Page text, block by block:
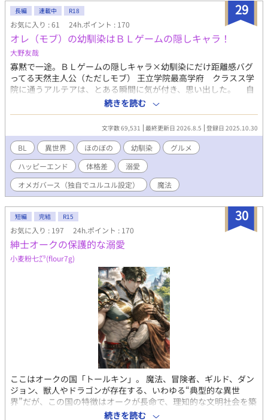
強い作品です。 〇受けの光太朗は、ずっと強気です。やんちゃ
（２５歳→３０歳）な強気。 〇性描写もずっとずっと先になりま
すが、１８禁タグは初めから付けておきます。 〇男性妊娠表現あ
りです！苦手な方は避けましょう 〇かなりの長編です！！ 感想の
返信は遅くなりますが、毎回噛み締めながら読んでいます。あり
がとうございます。
29
長編 連載中 R18
お気に入り : 61 24h.ポイント : 170
オレ（モブ）の幼馴染はＢＬゲームの隠しキャラ！
大野友哉
寡黙で一途。ＢＬゲームの隠しキャラ×幼馴染にだけ距離感バグ
ってる天然主人公（ただしモブ） 王立学院最高学府 クラスス学
院に通うアルテアは、とある瞬間に気が付き、思い出した。 自
分は事故で死んで、姉が愛してやまなかったゲーム、溺愛系甘々
オメガバースＢＬ。『君の甘い香りに溺れるＡＤＶ』、タイトル
は《フラガリア・ドルチェ》の世界に転生していると。 一番の
親友である幼馴染のデルヴァは、このゲームの隠しキャラで、ア
ルテアは後日発売されたデルヴァのファンディスクの冒頭にちょ
こっとだけ名前と幼馴染だという描写だけが出てきた、本編には
一度も名前すら出てこないモブであるということも……。 ☆世界
観、オメガバースの設定などなどはざっくりゆるゆるです。 ☆ご
都合主義な描写あります。 ☆エロはかなり先の予定です。 ☆誤字
さい。 ☆本作品はムーンライトノベルズにも投稿しています。 ☆
アルファポリスでの更新は不定期です。
続きを読む
文字数 69,531 最終更新日 2026.8.5 登録日 2025.10.30
BL 異世界 ほのぼの 幼馴染
グルメ
ハッピーエンド
体格差
溺愛
オメガバース（独自でユルユル設定）
魔法
30
短編 完結 R15
お気に入り : 197 24h.ポイント : 170
紳士オークの保護的な溺愛
小麦粉七㌘(flour7g)
ここはオークの国「トールキン」。 魔法、冒険者、ギルド、ダン
ジョン、獣人やドラゴンが存在する、いわゆる“典型的な異世
界”だが、この国の特徴はオークが長命で、理知的な文明社会を築
いていることにある。 トールキンのオークたちは、 灰色がかった
続きを読む